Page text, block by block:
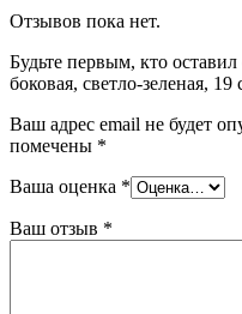
Отзывов пока нет.
Будьте первым, кто
боковая, светло-зеленая, 19
Ваш адрес email не будет
помечены *
Ваша оценка *
Ваш отзыв *